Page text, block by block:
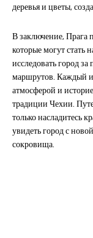
деревья и цветы,
В заключение, Прага
которые могут стать
исследовать город
маршрутов. Каждый
атмосферой и
традиции Чехии.
только насладитесь
увидеть город с
сокровища.